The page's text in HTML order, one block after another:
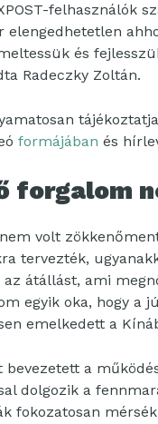
felhasználók
elengedhetetlen
és
Radeczky Zoltán.
formájában és
forgalom
volt
tervezték,
átállást, ami
egyik oka, hogy a
emelkedett a
a
dolgozik a
fokozatosan